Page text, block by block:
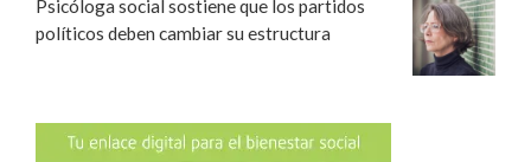
Psicóloga social sostiene que los partidos
políticos deben cambiar su estructura